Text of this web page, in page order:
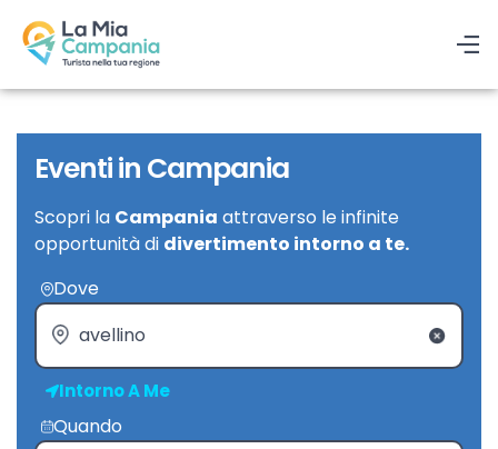
Eventi in Campania
Scopri la Campania attraverso le infinite
opportunità di divertimento intorno a te.
Dove
Intorno A Me
Quando